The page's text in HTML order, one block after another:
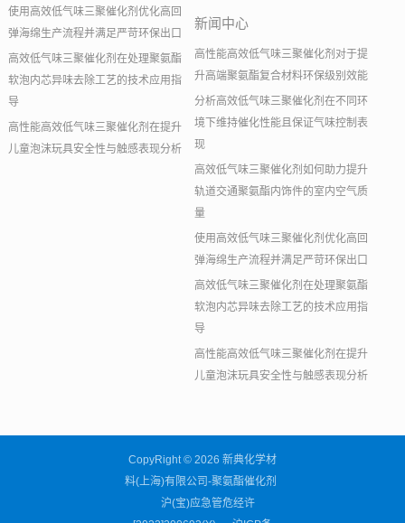
使用高效低气味三聚催化剂优化高回
弹海绵生产流程并满足严苛环保出口
高效低气味三聚催化剂在处理聚氨酯
软泡内芯异味去除工艺的技术应用指
导
高性能高效低气味三聚催化剂在提升
儿童泡沫玩具安全性与触感表现分析
新闻中心
高性能高效低气味三聚催化剂对于提
升高端聚氨酯复合材料环保级别效能
分析高效低气味三聚催化剂在不同环
境下维持催化性能且保证气味控制表
现
高效低气味三聚催化剂如何助力提升
轨道交通聚氨酯内饰件的室内空气质
量
使用高效低气味三聚催化剂优化高回
弹海绵生产流程并满足严苛环保出口
高效低气味三聚催化剂在处理聚氨酯
软泡内芯异味去除工艺的技术应用指
导
高性能高效低气味三聚催化剂在提升
儿童泡沫玩具安全性与触感表现分析
CopyRight © 2026 新典化学材
料(上海)有限公司-聚氨酯催化剂
沪(宝)应急管危经许